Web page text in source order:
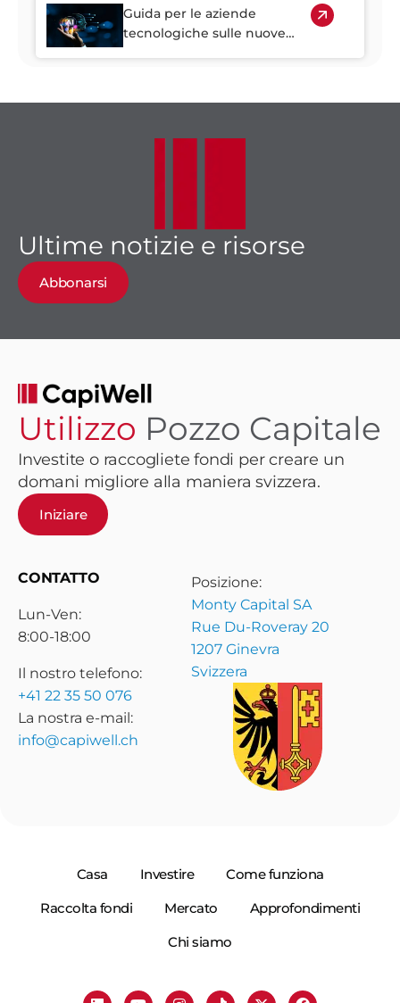
Guida per le aziende
tecnologiche sulle nuove
Ultime notizie e risorse
Abbonarsi
Utilizzo Pozzo Capitale
Investite o raccogliete fondi per creare un
domani migliore alla maniera svizzera.
Iniziare
CONTATTO
Lun-Ven:
8:00-18:00
Il nostro telefono:
+41 22 35 50 076
La nostra e-mail:
info@capiwell.ch
Posizione:
Monty Capital SA
Rue Du-Roveray 20
1207 Ginevra
Svizzera
Casa Investire
Come funziona
Raccolta fondi
Mercato
Approfondimenti
Chi siamo